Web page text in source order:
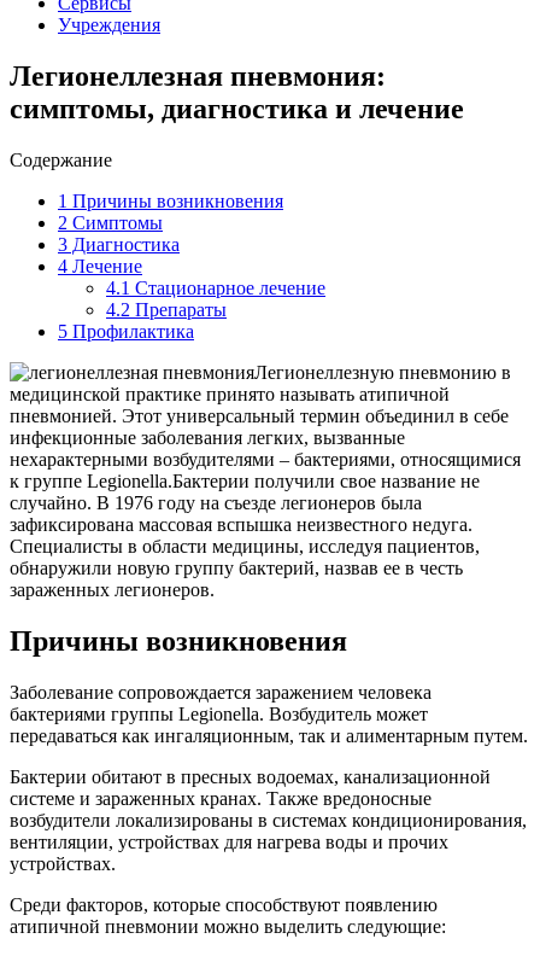
Учреждения
Легионеллезная пневмония:
симптомы, диагностика и лечение
Содержание
1 Причины возникновения
2 Симптомы
3 Диагностика
4 Лечение
4.1 Стационарное лечение
4.2 Препараты
5 Профилактика
Легионеллезную пневмонию в
медицинской практике принято называть атипичной
пневмонией. Этот универсальный термин объединил в себе
инфекционные заболевания легких, вызванные
нехарактерными возбудителями – бактериями, относящимися
к группе Legionella.Бактерии получили свое название не
случайно. В 1976 году на съезде легионеров была
зафиксирована массовая вспышка неизвестного недуга.
Специалисты в области медицины, исследуя пациентов,
обнаружили новую группу бактерий, назвав ее в честь
зараженных легионеров.
Причины возникновения
Заболевание сопровождается заражением человека
бактериями группы Legionella. Возбудитель может
передаваться как ингаляционным, так и алиментарным путем.
Бактерии обитают в пресных водоемах, канализационной
системе и зараженных кранах. Также вредоносные
возбудители локализированы в системах кондиционирования,
вентиляции, устройствах для нагрева воды и прочих
устройствах.
Среди факторов, которые способствуют появлению
атипичной пневмонии можно выделить следующие: